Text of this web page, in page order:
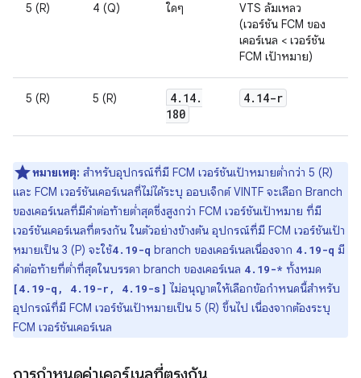
5 (R) 4 (Q) ใดๆ
VTS ล้มเหลว
(เวอร์ชัน FCM ของ
เคอร์เนล < เวอร์ชัน
FCM เป้าหมาย)
5 (R) 5 (R) 4. 14.
180
4. 14-r
หมายเหตุ: สำหรับอุปกรณ์ที่มี FCM เวอร์ชันเป้าหมายต่ำกว่า 5 (R)
และ FCM เวอร์ชันเคอร์เนลที่ไม่ได้ระบุ ออบเจ็กต์ VINTF จะเลือก Branch
ของเคอร์เนลที่มีคำต่อท้ายต่ำสุดซึ่งสูงกว่า FCM เวอร์ชันเป้าหมาย ที่มี
เวอร์ชันเคอร์เนลที่ตรงกัน ในตัวอย่างข้างต้น อุปกรณ์ที่มี FCM เวอร์ชันเป้า
หมายเป็น 3 (P) จะใช้4.19-q branch ของเคอร์เนลเนื่องจาก 4.19-q มี
คำต่อท้ายที่ต่ำที่สุดในบรรดา branch ของเคอร์เนล 4.19-* ทั้งหมด
[4.19-q, 4.19-r, 4.19-s] ไม่อนุญาตให้เลือกข้อกำหนดนี้สำหรับ
อุปกรณ์ที่มี FCM เวอร์ชันเป้าหมายเป็น 5 (R) ขึ้นไป เนื่องจากต้องระบุ
FCM เวอร์ชันเคอร์เนล